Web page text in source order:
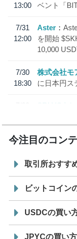
13:00
ベント「
7/31
12:00
Aster
を開始
10,000
7/30
18:30
株式会社モ
に日本円ス
7/29
SBI VCト
今注目のコン
取引所おすす
ビットコイン
USDCの買い
JPYCの買い方